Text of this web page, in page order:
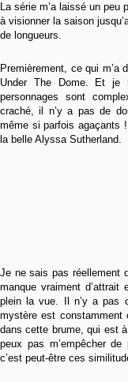
La série m’a laissé un peu
à visionner la saison
de longueurs.
Premièrement, ce qui m’a
Under The Dome. Et je
personnages sont
craché, il n’y a pas de
même si parfois agaçants
la belle Alyssa Sutherland.
Je ne sais pas réellement
manque vraiment
plein la vue. Il n’y a pas
mystère est
dans cette brume, qui est
peux pas m’empêcher
c’est peut-être ces